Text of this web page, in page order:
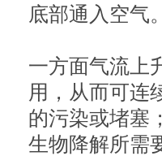
底部通入空气
一方面气流上
用，从而可连
的污染或堵塞
生物降解所需